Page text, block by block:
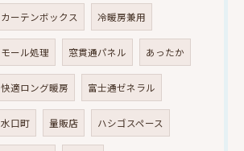
カーテンボックス 冷暖房兼用
モール処理 窓貫通パネル あったか
快適ロング暖房 富士通ゼネラル
水口町 量販店 ハシゴスペース